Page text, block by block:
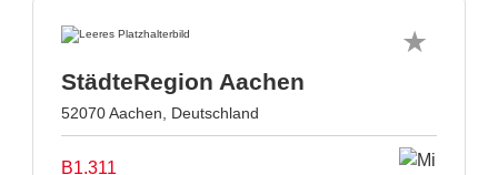
StädteRegion Aachen
52070 Aachen, Deutschland
B1.311